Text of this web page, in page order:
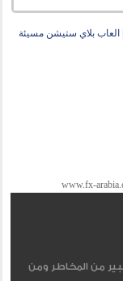
العاب بلاي ستيشن مسيئة
من المخاطر ومن